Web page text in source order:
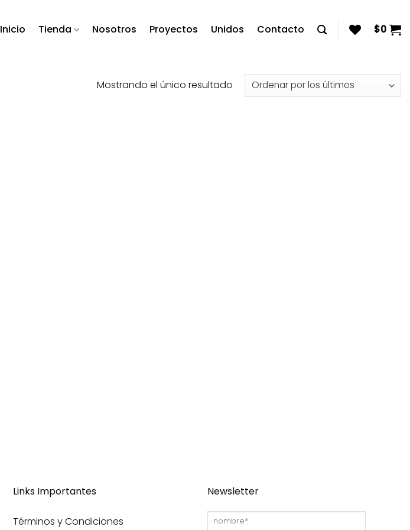
Inicio Tienda Nosotros Proyectos Unidos Contacto $0
Mostrando el único resultado
Links Importantes
Términos y Condiciones
Newsletter